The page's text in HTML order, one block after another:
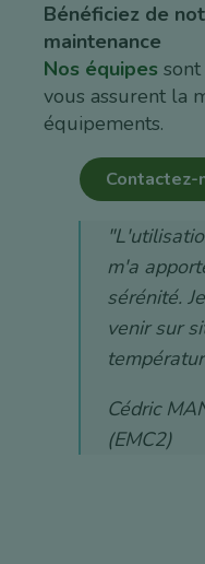
Bénéficiez de
maintenance
Nos équipes
vous assurent la
équipements.
m'a
sérénité.
venir sur
Cédric
(EMC2)